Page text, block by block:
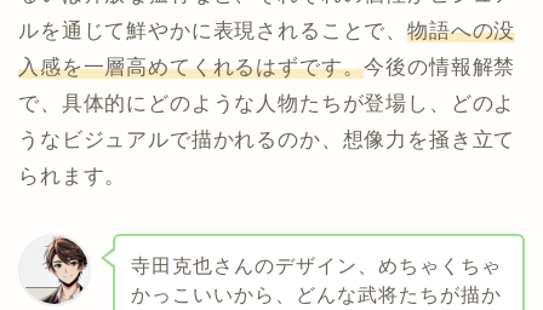
ルを通じて鮮やかに表現されることで、物語への没
入感を一層高めてくれるはずです。今後の情報解禁
で、具体的にどのような人物たちが登場し、どのよ
うなビジュアルで描かれるのか、想像力を掻き立て
られます。
寺田克也さんのデザイン、めちゃくちゃ
かっこいいから、どんな武将たちが描か